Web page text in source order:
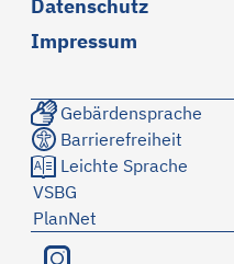
Datenschutz
Impressum
Gebärdensprache
Barrierefreiheit
Leichte Sprache
VSBG
PlanNet